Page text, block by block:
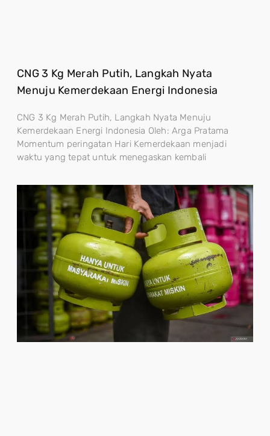
CNG 3 Kg Merah Putih, Langkah Nyata
Menuju Kemerdekaan Energi Indonesia
CNG 3 Kg Merah Putih, Langkah Nyata Menuju
Kemerdekaan Energi Indonesia Oleh: Arga Pratama
Momentum peringatan Hari Kemerdekaan menjadi
waktu yang tepat untuk menegaskan kembali